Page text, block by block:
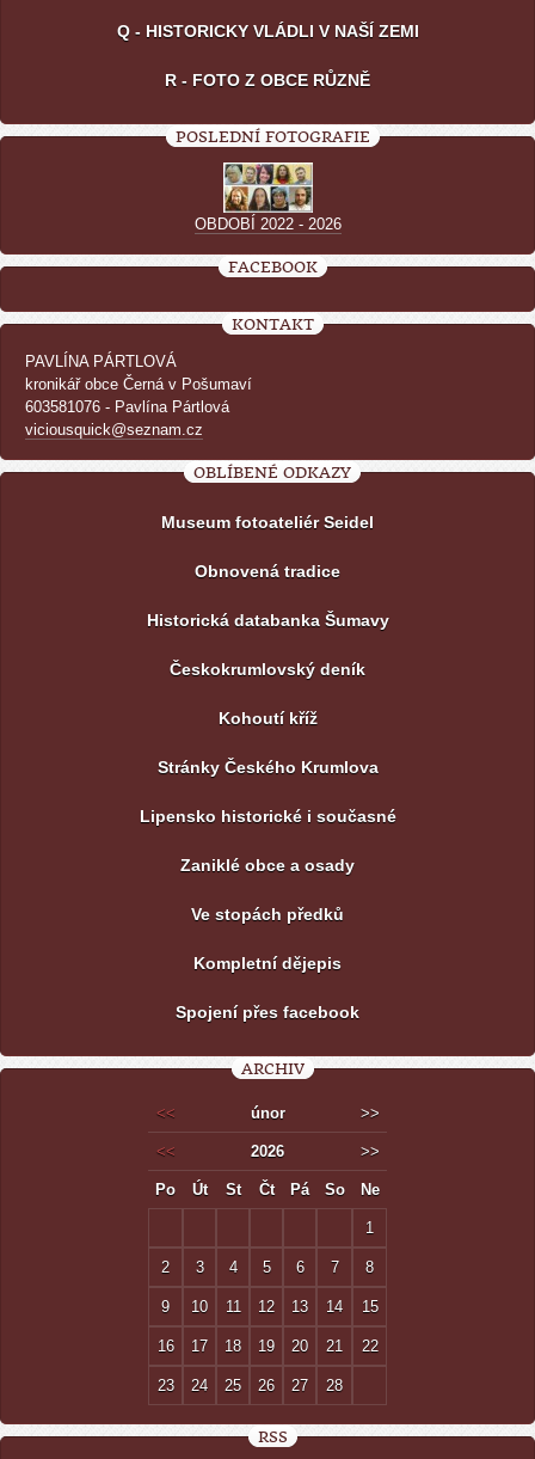
Q - HISTORICKY VLÁDLI V NAŠÍ ZEMI
R - FOTO Z OBCE RŮZNĚ
POSLEDNÍ FOTOGRAFIE
OBDOBÍ 2022 - 2026
FACEBOOK
KONTAKT
PAVLÍNA PÁRTLOVÁ
kronikář obce Černá v Pošumaví
603581076 - Pavlína Pártlová
viciousquick@seznam.cz
OBLÍBENÉ ODKAZY
Museum fotoateliér Seidel
Obnovená tradice
Historická databanka Šumavy
Českokrumlovský deník
Kohoutí kříž
Stránky Českého Krumlova
Lipensko historické i současné
Zaniklé obce a osady
Ve stopách předků
Kompletní dějepis
Spojení přes facebook
ARCHIV
<< únor >>
<< 2026 >>
Po Út St Čt Pá So Ne
1
2 3 4 5 6 7 8
9 10 11 12 13 14 15
16 17 18 19 20 21 22
23 24 25 26 27 28
RSS